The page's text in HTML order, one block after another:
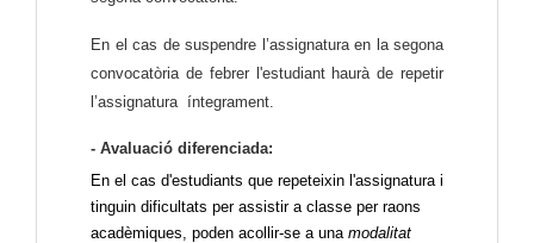
En el cas de suspendre l’assignatura en la segona
convocatòria de febrer l'estudiant haurà de repetir
l’assignatura  íntegrament.
- Avaluació diferenciada:
En el cas d'estudiants que repeteixin l'assignatura i
tinguin dificultats per assistir a classe per raons
acadèmiques, poden acollir-se a una modalitat